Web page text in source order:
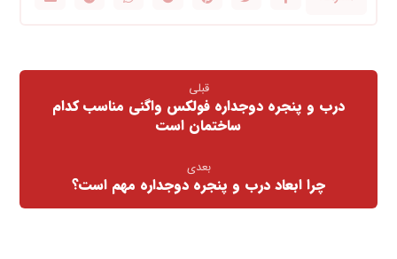
قبلی
درب و پنجره دوجداره فولکس واگنی مناسب کدام
ساختمان است
بعدی
چرا ابعاد درب و پنجره دوجداره مهم است؟